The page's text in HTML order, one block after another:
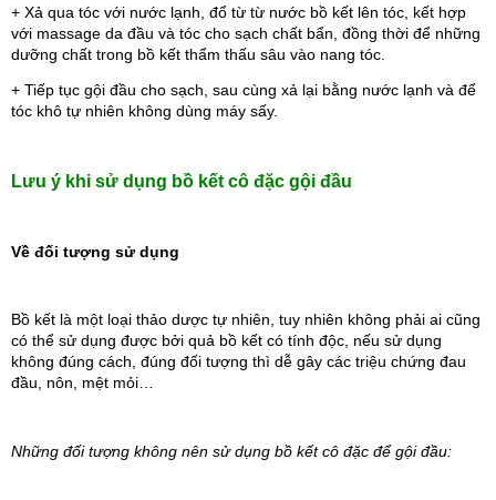
+ Xả qua tóc với nước lạnh, đổ từ từ nước bồ kết lên tóc, kết hợp
với massage da đầu và tóc cho sạch chất bẩn, đồng thời để những
dưỡng chất trong bồ kết thẩm thấu sâu vào nang tóc.
+ Tiếp tục gội đầu cho sạch, sau cùng xả lại bằng nước lạnh và để
tóc khô tự nhiên không dùng máy sấy.
Lưu ý khi sử dụng bồ kết cô đặc gội đầu
Về đối tượng sử dụng
Bồ kết là một loại thảo dược tự nhiên, tuy nhiên không phải ai cũng
có thể sử dụng được bởi quả bồ kết có tính độc, nếu sử dụng
không đúng cách, đúng đối tượng thì dễ gây các triệu chứng đau
đầu, nôn, mệt mỏi…
Những đối tượng không nên sử dụng bồ kết cô đặc để gội đầu: